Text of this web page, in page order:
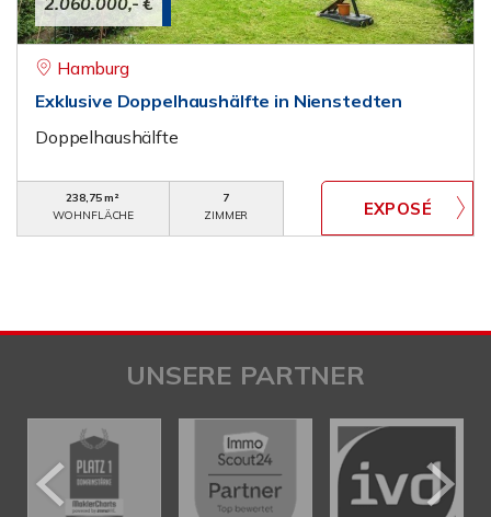
Hamburg
Exklusive Doppelhaushälfte in Nienstedten
Doppelhaushälfte
238,75 m²
WOHNFLÄCHE
7
ZIMMER
UNSERE PARTNER